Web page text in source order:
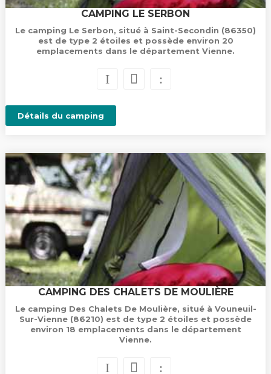
CAMPING LE SERBON
Le camping Le Serbon, situé à Saint-Secondin (86350)
est de type 2 étoiles et possède environ 20
emplacements dans le département Vienne.
Détails du camping
CAMPING DES CHALETS DE MOULIÈRE
Le camping Des Chalets De Moulière, situé à Vouneuil-
Sur-Vienne (86210) est de type 2 étoiles et possède
environ 18 emplacements dans le département
Vienne.